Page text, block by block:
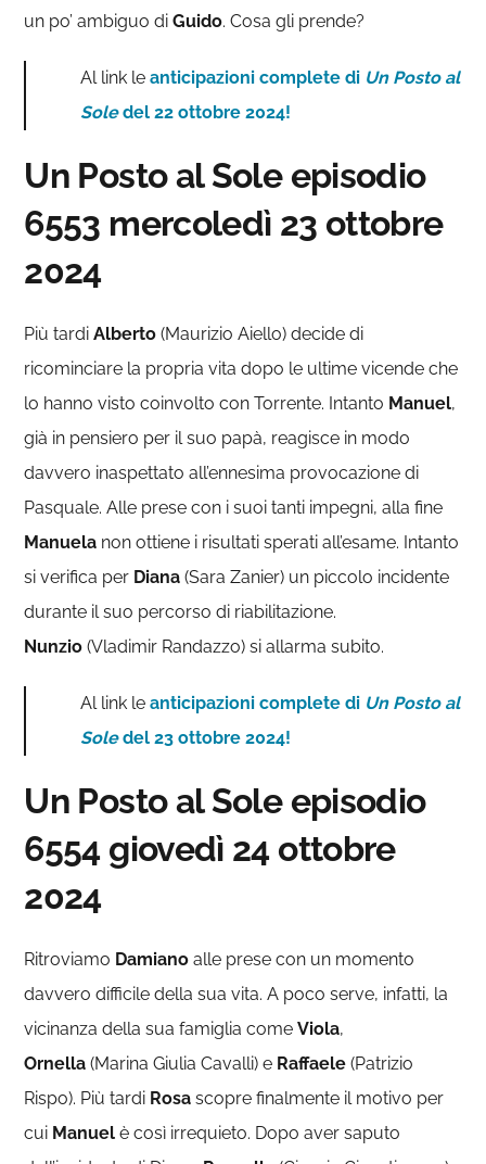
un po’ ambiguo diGuido. Cosa gli prende?
Al link leanticipazioni complete di Un Posto al
Soledel 22 ottobre 2024!
Un Posto al Sole episodio
6553 mercoledì 23 ottobre
2024
Più tardiAlberto(Maurizio Aiello) decide di
ricominciare la propria vita dopo le ultime vicende che
lo hanno visto coinvolto con Torrente. Intanto Manuel,
già in pensiero per il suo papà, reagisce in modo
davvero inaspettato all’ennesima provocazione di
Pasquale. Alle prese con i suoi tanti impegni, alla fine
Manuela non ottiene i risultati sperati all’esame. Intanto
si verifica per Diana(Sara Zanier) un piccolo incidente
durante il suo percorso di riabilitazione.
Nunzio(Vladimir Randazzo) si allarma subito.
Al link leanticipazioni complete di Un Posto al
Soledel 23 ottobre 2024!
Un Posto al Sole episodio
6554 giovedì 24 ottobre
2024
Ritroviamo Damiano alle prese con un momento
davvero difficile della sua vita. A poco serve, infatti, la
vicinanza della sua famiglia comeViola,
Ornella(Marina Giulia Cavalli) e Raffaele(Patrizio
Rispo). Più tardi Rosa scopre finalmente il motivo per
cui Manuel è così irrequieto. Dopo aver saputo